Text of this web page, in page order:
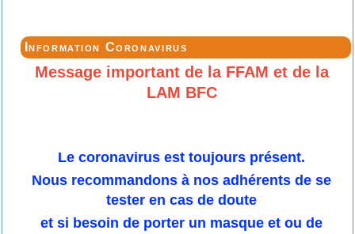
Information Coronavirus
Message important de la FFAM et de la
LAM BFC
Le coronavirus est toujours présent.
Nous recommandons à nos adhérents de se
tester en cas de doute
et si besoin de porter un masque et ou de